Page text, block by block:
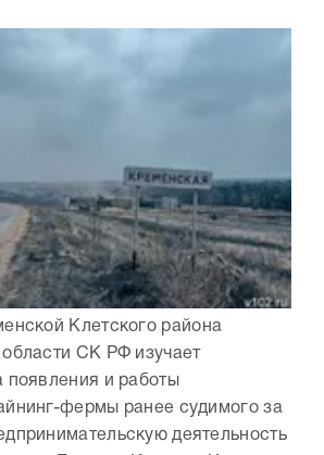
Клетского района
области СК РФ изучает
появления и работы
фермы ранее судимого за
деятельность